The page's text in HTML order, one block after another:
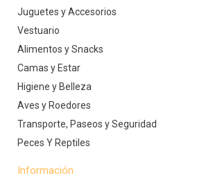
Juguetes y Accesorios
Vestuario
Alimentos y Snacks
Camas y Estar
Higiene y Belleza
Aves y Roedores
Transporte, Paseos y Seguridad
Peces Y Reptiles
Información